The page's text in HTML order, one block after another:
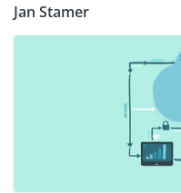
Jan Stamer